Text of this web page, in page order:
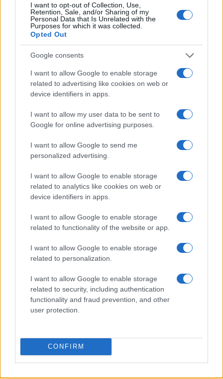
I want to opt-out of Collection, Use,
Retention, Sale, and/or Sharing of my
Personal Data that Is Unrelated with the
Purposes for which it was collected.
Opted Out
Google consents
I want to allow Google to enable storage
related to advertising like cookies on web or
device identifiers in apps.
I want to allow my user data to be sent to
Google for online advertising purposes.
I want to allow Google to send me
personalized advertising.
I want to allow Google to enable storage
related to analytics like cookies on web or
device identifiers in apps.
I want to allow Google to enable storage
related to functionality of the website or app.
I want to allow Google to enable storage
related to personalization.
I want to allow Google to enable storage
related to security, including authentication
functionality and fraud prevention, and other
user protection.
CONFIRM
Fondazione Milano Cortina: debiti da un miliardo e il
sostegno pubblico
Alpi sostenibili: come scegliere alloggi, trasporti e
attività
Marco Tessari · 3 Ago 2026
MILANOCORTINA26 (I LUOGHI)